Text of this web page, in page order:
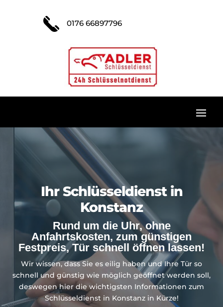
0176 66897796
Ihr Schlüsseldienst in
Konstanz
Rund um die Uhr, ohne
Anfahrtskosten, zum günstigen
Festpreis, Tür schnell öffnen lassen!
Wir wissen, dass Sie es eilig haben und Ihre Tür so
schnell und günstig wie möglich geöffnet werden soll,
deswegen hier die wichtigsten Informationen zum
Schlüsseldienst in Konstanz in Kürze!